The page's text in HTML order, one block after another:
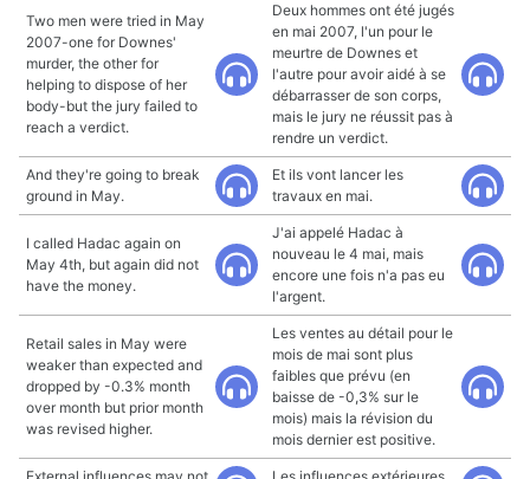
Two men were tried in May
2007-one for Downes'
murder, the other for
helping to dispose of her
body-but the jury failed to
reach a verdict.
Deux hommes ont été jugés
en mai 2007, l'un pour le
meurtre de Downes et
l'autre pour avoir aidé à se
débarrasser de son corps,
mais le jury ne réussit pas à
rendre un verdict.
And they're going to break
ground in May.
Et ils vont lancer les
travaux en mai.
I called Hadac again on
May 4th, but again did not
have the money.
J'ai appelé Hadac à
nouveau le 4 mai, mais
encore une fois n'a pas eu
l'argent.
Retail sales in May were
weaker than expected and
dropped by -0.3% month
over month but prior month
was revised higher.
Les ventes au détail pour le
mois de mai sont plus
faibles que prévu (en
baisse de -0,3% sur le
mois) mais la révision du
mois dernier est positive.